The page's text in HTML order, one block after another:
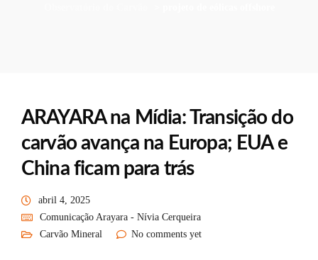
ARAYARA na Mídia: Transição do
carvão avança na Europa; EUA e
China ficam para trás
abril 4, 2025
Comunicação Arayara - Nívia Cerqueira
Carvão Mineral
No comments yet